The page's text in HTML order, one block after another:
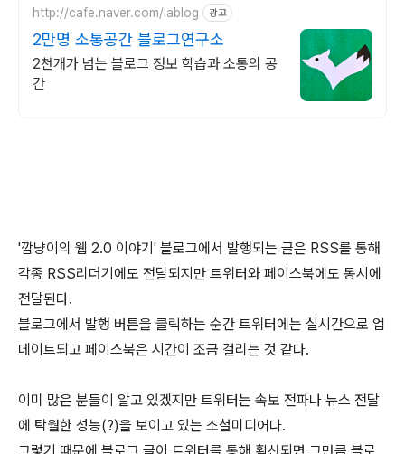
http://cafe.naver.com/lablog 광고
2만명 소통공간 블로그연구소
2천개가 넘는 블로그 정보 학습과 소통의 공
간
'깜냥이의 웹 2.0 이야기' 블로그에서 발행되는 글은 RSS를 통해
각종 RSS리더기에도 전달되지만 트위터와 페이스북에도 동시에
전달된다.
블로그에서 발행 버튼을 클릭하는 순간 트위터에는 실시간으로 업
데이트되고 페이스북은 시간이 조금 걸리는 것 같다.
이미 많은 분들이 알고 있겠지만 트위터는 속보 전파나 뉴스 전달
에 탁월한 성능(?)을 보이고 있는 소셜미디어다.